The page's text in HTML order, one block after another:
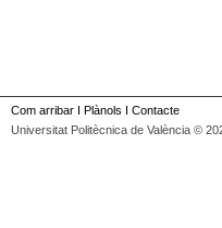
Com arribar I Plànols I Contacte
Universitat Politècnica de València ©